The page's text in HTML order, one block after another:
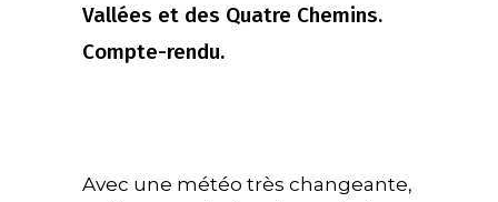
Vallées et des Quatre Chemins.
Compte-rendu.
Avec une météo très changeante,